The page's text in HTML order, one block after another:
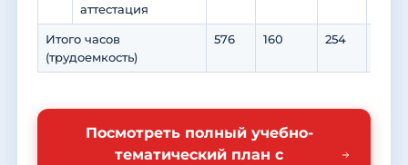
аттестация
Итого часов
(трудоемкость)
576 160 254
Посмотреть полный учебно-
тематический план с